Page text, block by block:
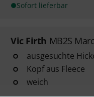
Sofort lieferbar
Vic Firth MB2S
ausgesuchte
Kopf aus Fleece
weich